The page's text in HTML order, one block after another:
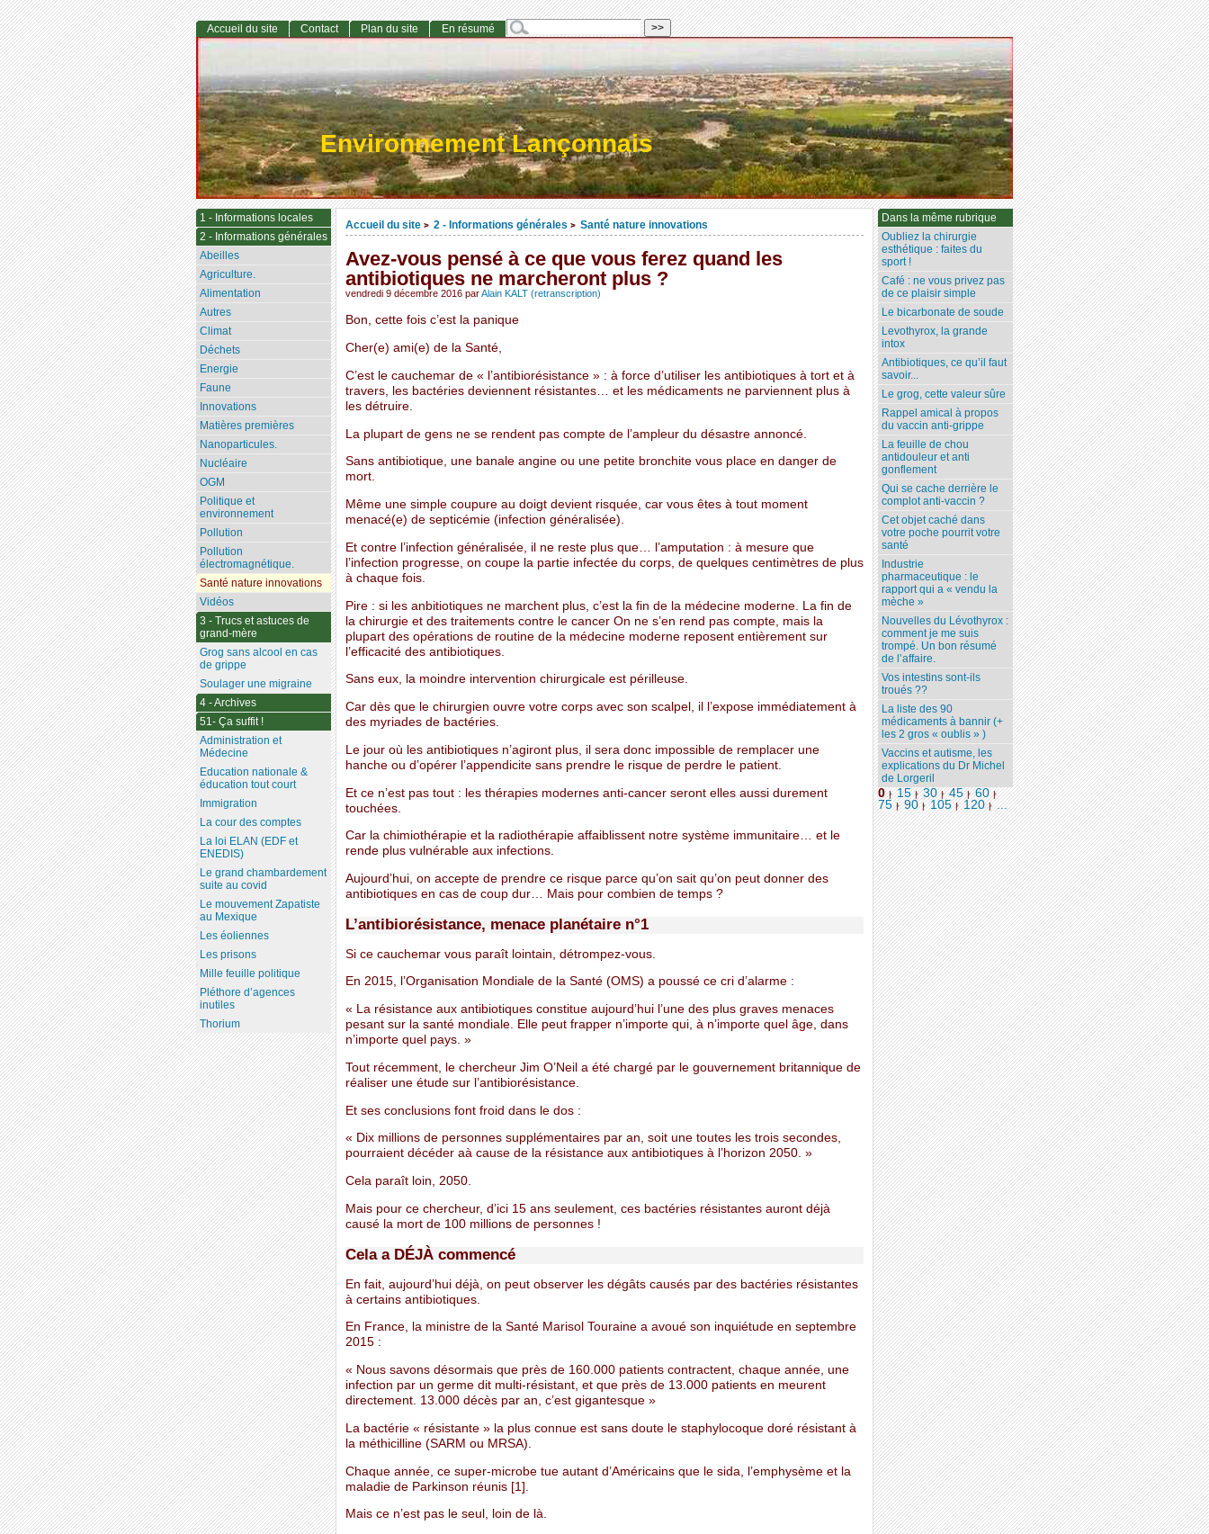
Environnement Lançonnais
Accueil du site > 2 - Informations générales > Santé nature innovations
Avez-vous pensé à ce que vous ferez quand les
antibiotiques ne marcheront plus ?
vendredi 9 décembre 2016 parAlain KALT (retranscription)
Bon, cette fois c’est la panique
Cher(e) ami(e) de la Santé,
C’est le cauchemar de « l’antibiorésistance » : à force d’utiliser les antibiotiques à tort et à
travers, les bactéries deviennent résistantes… et les médicaments ne parviennent plus à
les détruire.
La plupart de gens ne se rendent pas compte de l’ampleur du désastre annoncé.
Sans antibiotique, une banale angine ou une petite bronchite vous place en danger de
mort.
Même une simple coupure au doigt devient risquée, car vous êtes à tout moment
menacé(e) de septicémie (infection généralisée).
Et contre l’infection généralisée, il ne reste plus que… l’amputation : à mesure que
l’infection progresse, on coupe la partie infectée du corps, de quelques centimètres de plus
à chaque fois.
Pire : si les anbitiotiques ne marchent plus, c’est la fin de la médecine moderne. La fin de
la chirurgie et des traitements contre le cancer On ne s’en rend pas compte, mais la
plupart des opérations de routine de la médecine moderne reposent entièrement sur
l’efficacité des antibiotiques.
Sans eux, la moindre intervention chirurgicale est périlleuse.
Car dès que le chirurgien ouvre votre corps avec son scalpel, il l’expose immédiatement à
des myriades de bactéries.
Le jour où les antibiotiques n’agiront plus, il sera donc impossible de remplacer une
hanche ou d’opérer l’appendicite sans prendre le risque de perdre le patient.
Et ce n’est pas tout : les thérapies modernes anti-cancer seront elles aussi durement
touchées.
Car la chimiothérapie et la radiothérapie affaiblissent notre système immunitaire… et le
rende plus vulnérable aux infections.
Aujourd’hui, on accepte de prendre ce risque parce qu’on sait qu’on peut donner des
antibiotiques en cas de coup dur… Mais pour combien de temps ?
L’antibiorésistance, menace planétaire n°1
Si ce cauchemar vous paraît lointain, détrompez-vous.
En 2015, l’Organisation Mondiale de la Santé (OMS) a poussé ce cri d’alarme :
« La résistance aux antibiotiques constitue aujourd’hui l’une des plus graves menaces
pesant sur la santé mondiale. Elle peut frapper n’importe qui, à n’importe quel âge, dans
n’importe quel pays. »
Tout récemment, le chercheur Jim O’Neil a été chargé par le gouvernement britannique de
réaliser une étude sur l’antibiorésistance.
Et ses conclusions font froid dans le dos :
« Dix millions de personnes supplémentaires par an, soit une toutes les trois secondes,
pourraient décéder aà cause de la résistance aux antibiotiques à l’horizon 2050. »
Cela paraît loin, 2050.
Mais pour ce chercheur, d’ici 15 ans seulement, ces bactéries résistantes auront déjà
causé la mort de 100 millions de personnes !
Cela a DÉJÀ commencé
En fait, aujourd’hui déjà, on peut observer les dégâts causés par des bactéries résistantes
à certains antibiotiques.
En France, la ministre de la Santé Marisol Touraine a avoué son inquiétude en septembre
2015 :
« Nous savons désormais que près de 160.000 patients contractent, chaque année, une
infection par un germe dit multi-résistant, et que près de 13.000 patients en meurent
directement. 13.000 décès par an, c’est gigantesque »
La bactérie « résistante » la plus connue est sans doute le staphylocoque doré résistant à
la méthicilline (SARM ou MRSA).
Chaque année, ce super-microbe tue autant d’Américains que le sida, l’emphysème et la
maladie de Parkinson réunis [1].
Mais ce n’est pas le seul, loin de là.
Dans la même rubrique
Oubliez la chirurgie
esthétique : faites du
sport !
Café : ne vous privez pas
de ce plaisir simple
Le bicarbonate de soude
Levothyrox, la grande
intox
Antibiotiques, ce qu’il faut
savoir...
Le grog, cette valeur sûre
Rappel amical à propos
du vaccin anti-grippe
La feuille de chou
antidouleur et anti
gonflement
Qui se cache derrière le
complot anti-vaccin ?
Cet objet caché dans
votre poche pourrit votre
santé
Industrie
pharmaceutique : le
rapport qui a « vendu la
mèche »
Nouvelles du Lévothyrox :
comment je me suis
trompé. Un bon résumé
de l’affaire.
Vos intestins sont-ils
troués ??
La liste des 90
médicaments à bannir (+
les 2 gros « oublis » )
Vaccins et autisme, les
explications du Dr Michel
de Lorgeril
0 | 15 | 30 | 45 | 60 |
75 | 90 | 105 | 120 | ...
Accueil du site Contact Plan du site En résumé
1 - Informations locales
2 - Informations générales
Abeilles
Agriculture.
Alimentation
Autres
Climat
Déchets
Energie
Faune
Innovations
Matières premières
Nanoparticules.
Nucléaire
OGM
Politique et
environnement
Pollution
Pollution
électromagnétique.
Santé nature innovations
Vidéos
3 - Trucs et astuces de
grand-mère
Grog sans alcool en cas
de grippe
Soulager une migraine
4 - Archives
51- Ça suffit !
Administration et
Médecine
Education nationale &
éducation tout court
Immigration
La cour des comptes
La loi ELAN (EDF et
ENEDIS)
Le grand chambardement
suite au covid
Le mouvement Zapatiste
au Mexique
Les éoliennes
Les prisons
Mille feuille politique
Pléthore d’agences
inutiles
Thorium